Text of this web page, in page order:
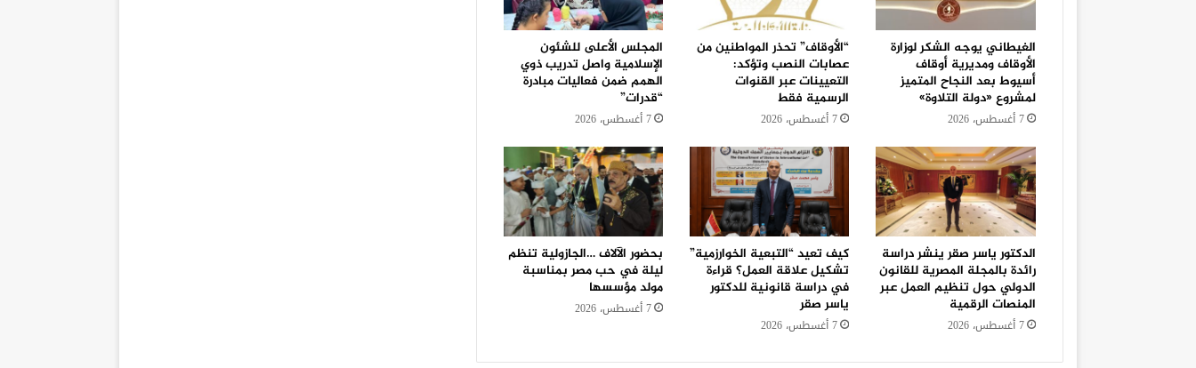
الغيطاني يوجه الشكر لوزارة
الأوقاف ومديرية أوقاف
أسيوط بعد النجاح المتميز
لمشروع «دولة التلاوة»
7 أغسطس، 2026
“الأوقاف” تحذر المواطنين من
عصابات النصب وتؤكد:
التعيينات عبر القنوات
الرسمية فقط
7 أغسطس، 2026
المجلس الأعلى للشئون
الإسلامية واصل تدريب ذوي
الهمم ضمن فعاليات مبادرة
“قدرات”
7 أغسطس، 2026
الدكتور ياسر صقر ينشر دراسة
رائدة بالمجلة المصرية للقانون
الدولي حول تنظيم العمل عبر
المنصات الرقمية
7 أغسطس، 2026
كيف تعيد “التبعية الخوارزمية”
تشكيل علاقة العمل؟ قراءة
في دراسة قانونية للدكتور
ياسر صقر
7 أغسطس، 2026
بحضور الآلاف …الجازولية تنظم
ليلة في حب مصر بمناسبة
مولد مؤسسها
7 أغسطس، 2026